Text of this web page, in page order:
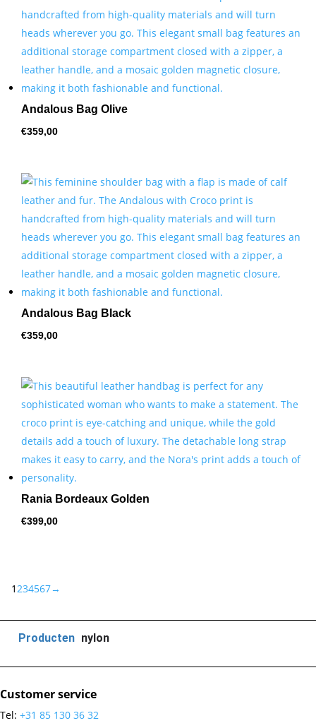
Andalous Bag Olive
€359,00
Andalous Bag Black
€359,00
Rania Bordeaux Golden
€399,00
1 234567→
Producten nylon
Customer service
Tel: +31 85 130 36 32